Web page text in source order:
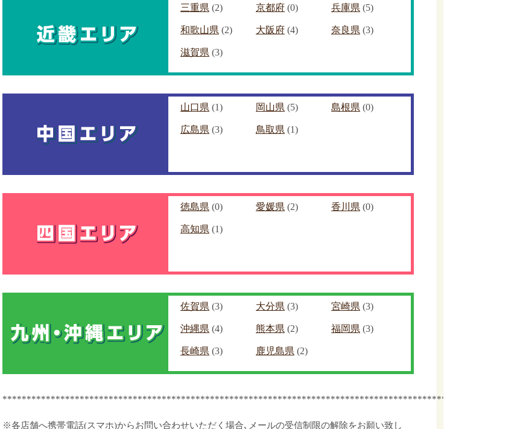
三重県 (2) 京都府 (0) 兵庫県 (5)
和歌山県 (2) 大阪府 (4) 奈良県 (3)
滋賀県 (3)
山口県 (1) 岡山県 (5) 島根県 (0)
広島県 (3) 鳥取県 (1)
徳島県 (0) 愛媛県 (2) 香川県 (0)
高知県 (1)
佐賀県 (3) 大分県 (3) 宮崎県 (3)
沖縄県 (4) 熊本県 (2) 福岡県 (3)
長崎県 (3) 鹿児島県 (2)
**************************************************************************************************
※各店舗へ携帯電話(スマホ)からお問い合わせいただく場合､メールの受信制限の解除をお願い致し